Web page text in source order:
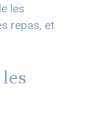
les
repas, et